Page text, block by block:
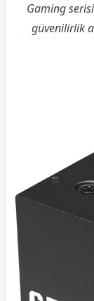
Gaming
güvenilirlik